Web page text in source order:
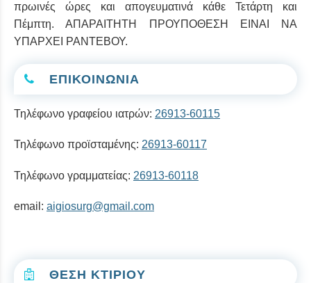
πρωινές ώρες και απογευματινά κάθε Τετάρτη και
Πέμπτη. ΑΠΑΡΑΙΤΗΤΗ ΠΡΟΥΠΟΘΕΣΗ ΕΙΝΑΙ ΝΑ
ΥΠΑΡΧΕΙ ΡΑΝΤΕΒΟΥ.
ΕΠΙΚΟΙΝΩΝΙΑ
Τηλέφωνο γραφείου ιατρών: 26913-60115
Τηλέφωνο προϊσταμένης: 26913-60117
Τηλέφωνο γραμματείας: 26913-60118
email: aigiosurg@gmail.com
ΘΕΣΗ ΚΤΙΡΙΟΥ